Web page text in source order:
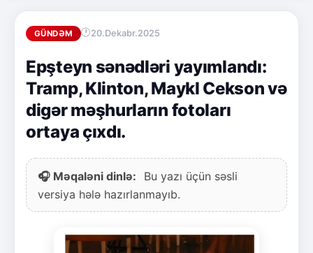
GÜNDƏM 20.Dekabr.2025
Epşteyn sənədləri yayımlandı:
Tramp, Klinton, Maykl Cekson və
digər məşhurların fotoları
ortaya çıxdı.
🎧 Məqaləni dinlə:
Bu yazı üçün səsli
versiya hələ hazırlanmayıb.